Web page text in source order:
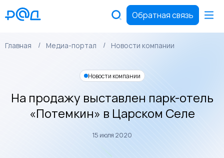
Обратная связь
Главная Медиа-портал Новости компании
Новости компании
На продажу выставлен парк-отель
«Потемкин» в Царском Селе
15 июля 2020